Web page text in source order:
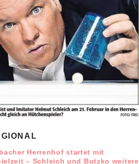
Herrenhof startet mit
– Schleich und Butzko weitere